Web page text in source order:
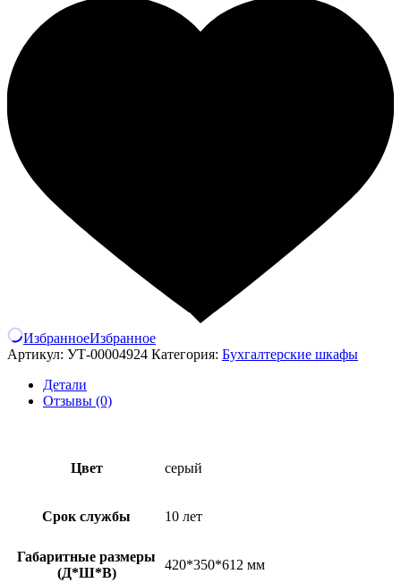
ИзбранноеИзбранное
Артикул: УТ-00004924 Категория: Бухгалтерские шкафы
Детали
Отзывы (0)
Цвет серый
Срок службы 10 лет
Габаритные размеры
(Д*Ш*В)
420*350*612 мм